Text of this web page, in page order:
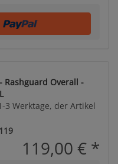
Rashguard Overall -
3 Werktage, der Artikel
119,00 € *